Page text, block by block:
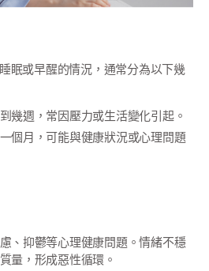
眠或早醒的情況，通常分為以下幾
幾週，常因壓力或生活變化引起。
個月，可能與健康狀況或心理問題
、抑鬱等心理健康問題。情緒不穩
量，形成惡性循環。